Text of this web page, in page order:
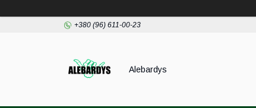
+380 (96) 611-00-23
Alebardys